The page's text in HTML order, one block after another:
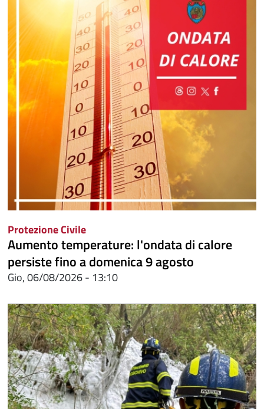
Aumento temperature: l'ondata di calore
persiste fino a domenica 9 agosto
Gio, 06/08/2026 - 13:10
Protezione Civile